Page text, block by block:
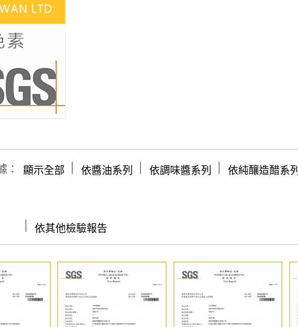
： 顯示全部 依醬油系列 依調味醬系列 依純釀造醋系列
依其他檢驗報告